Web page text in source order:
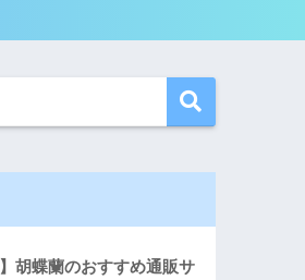
】胡蝶蘭のおすすめ通販サ